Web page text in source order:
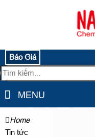
Báo Giá
MENU
Home
Tin tức